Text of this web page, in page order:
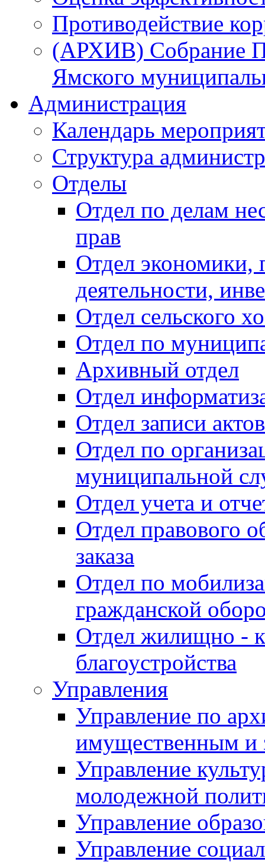
Противодействие
(АРХИВ) Собрание
Ямского
Администрация
Календарь
Структура
Отделы
Отдел по делам
прав
Отдел экономики,
деятельности,
Отдел сельского
Отдел по
Архивный отдел
Отдел
Отдел записи
Отдел по
муниципальной
Отдел учета и
Отдел правового
заказа
Отдел по
гражданской
Отдел жилищно -
благоустройства
Управления
Управление по
имущественным и
Управление
молодежной
Управление
Управление